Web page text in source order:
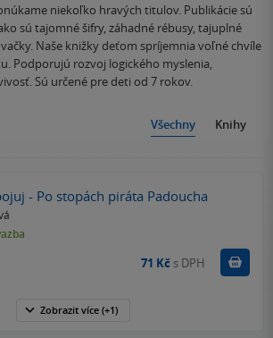
niekoľko hravých titulov. Publikácie sú
sú tajomné šifry, záhadné rébusy, tajuplné
Naše knižky deťom spríjemnia voľné chvíle
Podporujú rozvoj logického myslenia,
Sú určené pre deti od 7 rokov.
Všechny Knihy
- Po stopách piráta Padoucha
71 Kč s DPH
Zobrazit více (+1)